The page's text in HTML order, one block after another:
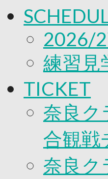
2026/
練習見
TICKET
奈良ク
合観戦
奈良ク